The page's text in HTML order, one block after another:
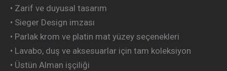
• Zarif ve duyusal tasarım
• Sieger Design imzası
• Parlak krom ve platin mat yüzey seçenekleri
• Lavabo, duş ve aksesuarlar için tam koleksiyon
• Üstün Alman işçiliği